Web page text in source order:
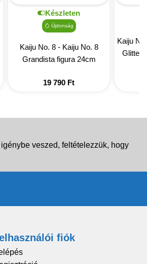
Készleten
Újdonság
Kaiju No. 8 - Kaiju No. 8
Grandista figura 24cm
19 790 Ft
Kaiju
Glitter
veszed, feltételezzük, hogy
fiók